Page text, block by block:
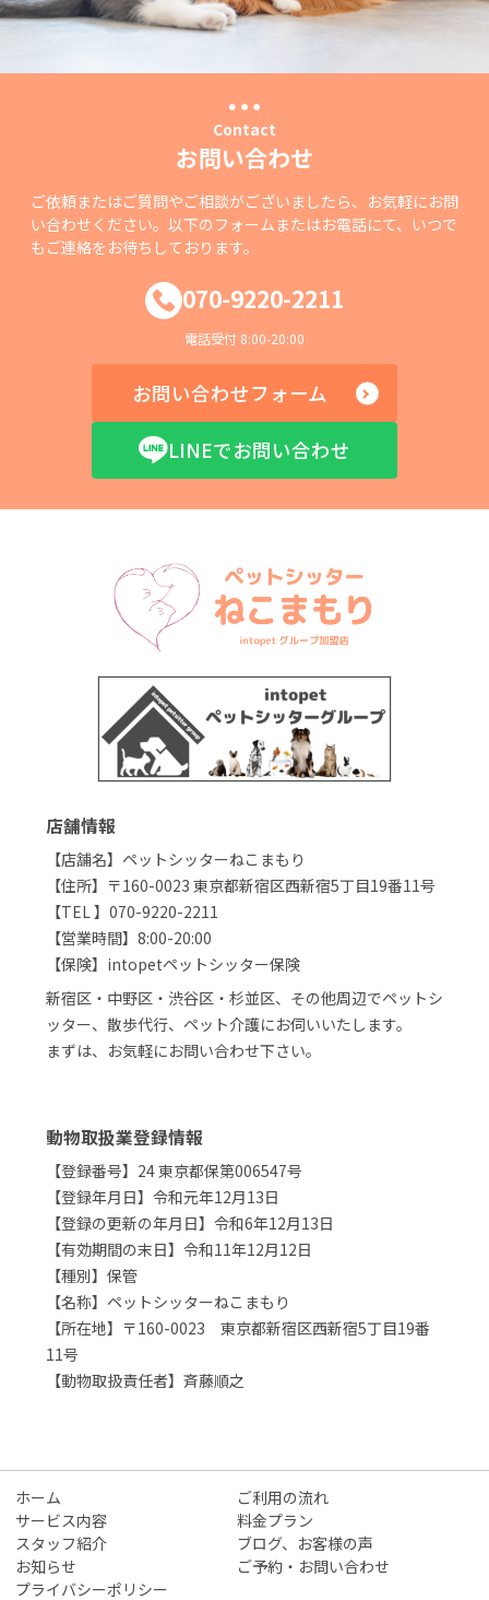
Contact
お問い合わせ
ご依頼またはご質問やご相談がございましたら、お気軽にお問
い合わせください。以下のフォームまたはお電話にて、いつで
もご連絡をお待ちしております。
070-9220-2211
電話受付 8:00-20:00
お問い合わせフォーム
LINEでお問い合わせ
店舗情報
【店舗名】ペットシッターねこまもり
【住所】〒160-0023 東京都新宿区西新宿5丁目19番11号
【TEL 】070-9220-2211
【営業時間】8:00-20:00
【保険】intopetペットシッター保険
新宿区・中野区・渋谷区・杉並区、その他周辺でペットシ
ッター、散歩代行、ペット介護にお伺いいたします。
まずは、お気軽にお問い合わせ下さい。
動物取扱業登録情報
【登録番号】24 東京都保第006547号
【登録年月日】令和元年12月13日
【登録の更新の年月日】令和6年12月13日
【有効期間の末日】令和11年12月12日
【種別】保管
【名称】ペットシッターねこまもり
【所在地】〒160-0023 東京都新宿区西新宿5丁目19番
11号
【動物取扱責任者】斉藤順之
ホーム
ご利用の流れ
サービス内容
料金プラン
スタッフ紹介
ブログ、お客様の声
お知らせ
ご予約・お問い合わせ
プライバシーポリシー